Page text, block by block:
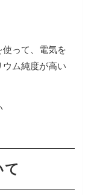
って、電気を
ム純度が高い
て